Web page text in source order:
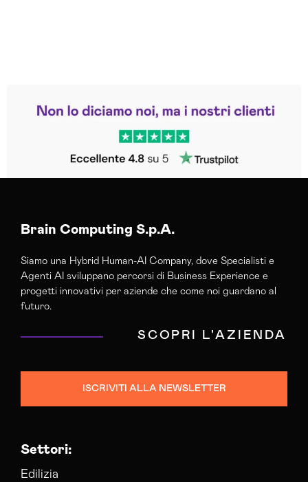
Trustpilot
Brain Computing S.p.A.
Siamo una Hybrid Human-AI Company, dove Specialisti e
Agenti AI sviluppano percorsi di Business Experience e
progetti innovativi per aziende che come noi guardano al
futuro.
SCOPRI L'AZIENDA
ISCRIVITI ALLA NEWSLETTER
Settori:
Edilizia